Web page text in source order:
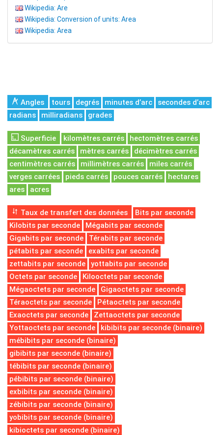
Wikipedia: Are
Wikipedia: Conversion of units: Area
Wikipedia: Area
Angles tours degrés minutes d’arc
secondes d’arc
radians
milliradians grades
Superficie kilomètres carrés
hectomètres carrés
décamètres carrés
mètres carrés
décimètres carrés
centimètres carrés
millimètres carrés
miles carrés
verges carrées
pieds carrés pouces carrés
hectares
ares
acres
Taux de transfert des données
Bits par seconde
Kilobits par seconde
Mégabits par seconde
Gigabits par seconde
Térabits par seconde
pétabits par seconde
exabits par seconde
zettabits par seconde
yottabits par seconde
Octets par seconde
Kilooctets par seconde
Mégaoctets par seconde
Gigaoctets par seconde
Téraoctets par seconde
Pétaoctets par seconde
Exaoctets par seconde
Zettaoctets par seconde
Yottaoctets par seconde
kibibits par seconde (binaire)
mébibits par seconde (binaire)
gibibits par seconde (binaire)
tébibits par seconde (binaire)
pébibits par seconde (binaire)
exbibits par seconde (binaire)
zébibits par seconde (binaire)
yobibits par seconde (binaire)
kibioctets par seconde (binaire)